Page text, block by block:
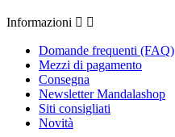
Informazioni  
Domande frequenti (FAQ)
Mezzi di pagamento
Consegna
Newsletter Mandalashop
Siti consigliati
Novità